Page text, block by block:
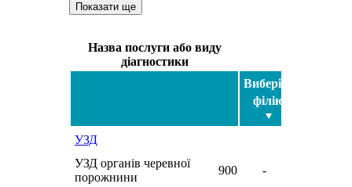
Показати ще
Назва послуги або виду
діагностики
Виберіть
філію
УЗД
УЗД органів черевної
порожнини
900 -